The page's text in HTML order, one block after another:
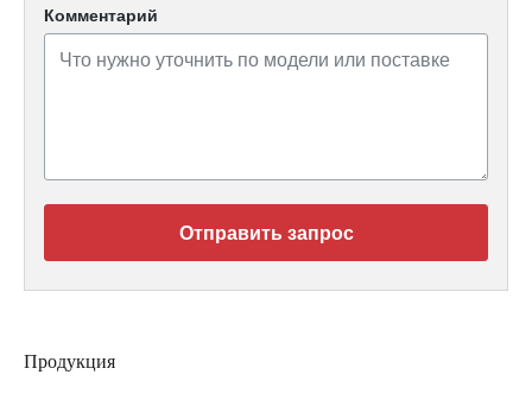
Продукция
Комментарий
Отправить запрос